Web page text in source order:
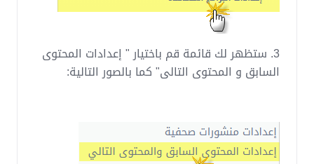
3. ستظهر لك قائمة قم باختيار " إعدادات المحتوى
السابق و المحتوى التالى" كما بالصور التالية: